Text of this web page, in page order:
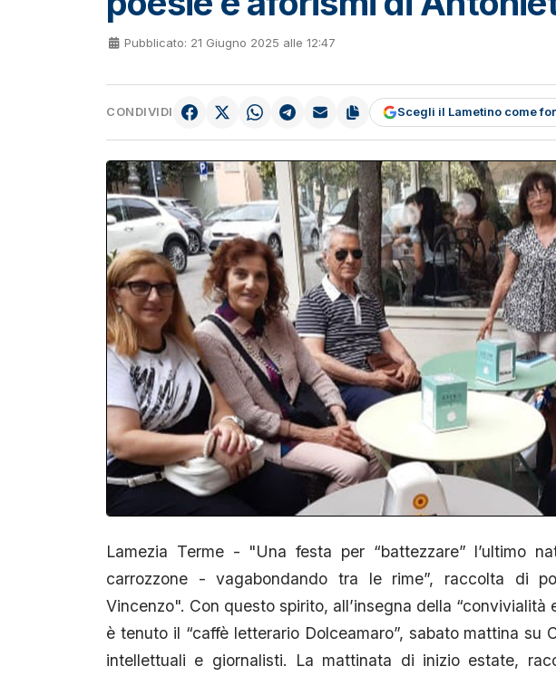
Pubblicato: 21 Giugno 2025 alle 12:47
CONDIVIDI Scegli il Lametino come
Lamezia Terme - "Una festa per “battezzare” l’ultimo
carrozzone - vagabondando tra le rime”, raccolta di
Vincenzo". Con questo spirito, all’insegna della “convivialità
è tenuto il “caffè letterario Dolceamaro”, sabato mattina su
intellettuali e giornalisti. La mattinata di inizio estate,